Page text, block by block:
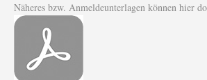
Näheres bzw. Anmeldeunterlagen können hier